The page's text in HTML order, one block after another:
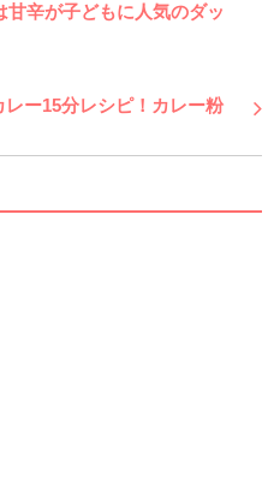
甘辛が子どもに人気のダッ
ー15分レシピ！カレー粉